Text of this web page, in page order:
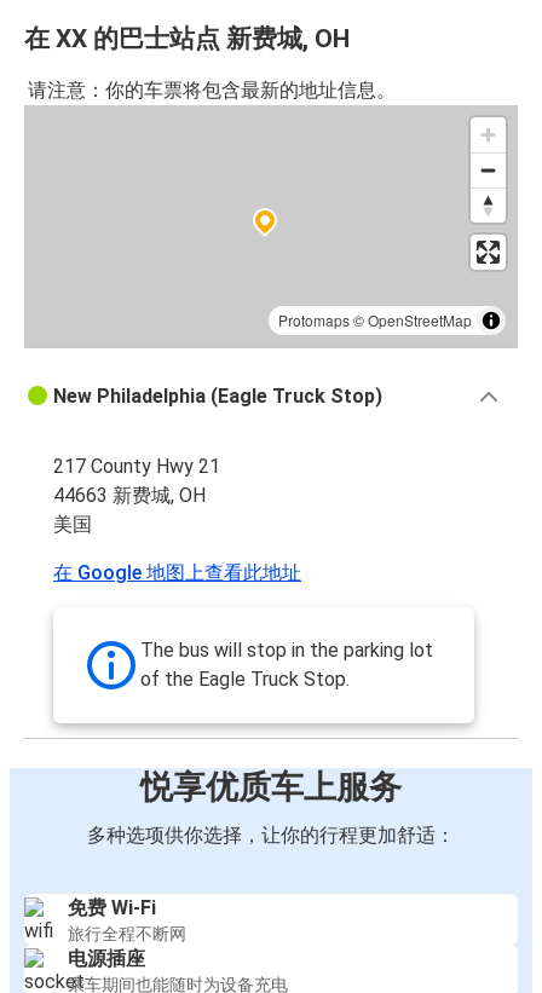
在 XX 的巴士站点 新费城, OH
请注意：你的车票将包含最新的地址信息。
Protomaps©OpenStreetMap
New Philadelphia (Eagle Truck Stop)
217 County Hwy 21
44663 新费城, OH
美国
在 Google 地图上查看此地址
The bus will stop in the parking lot
of the Eagle Truck Stop.
悦享优质车上服务
多种选项供你选择，让你的行程更加舒适：
免费 Wi-Fi
旅行全程不断网
电源插座
乘车期间也能随时为设备充电